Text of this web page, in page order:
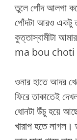
তুলে পোঁদ আলগা
পোঁদটা আরও একটু
কুত্তাস্বামীটা
ma bou choti
ওনার হাতে আদর
ফিরে তাকাতেই
ধোনটা উঁচু হয়ে
খারাপ হতে লাগল।